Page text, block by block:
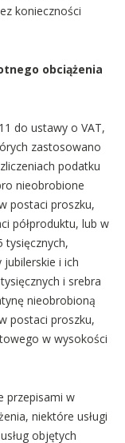
konieczności
obciążenia
do ustawy o VAT,
zastosowano
podatku
nieobrobione
postaci proszku,
półproduktu, lub w
tysięcznych,
i ich
i srebra
nieobrobioną
postaci proszku,
w wysokości
przepisami w
niektóre usługi
objętych